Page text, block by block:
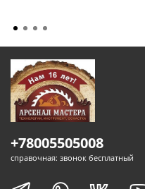
+78005505008
справочная: звонок бесплатный